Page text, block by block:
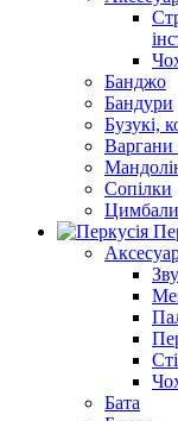
Банджо
Бандури
Бузукі,
Сопілки
Цимбали
Бата